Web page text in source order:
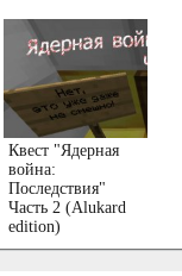
Квест "Ядерная
война:
Последствия"
Часть 2 (Alukard
edition)